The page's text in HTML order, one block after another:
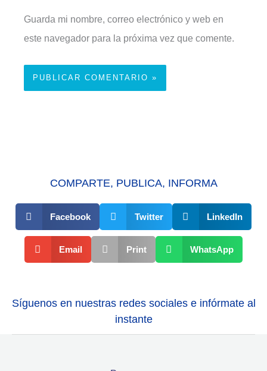
Guarda mi nombre, correo electrónico y web en
este navegador para la próxima vez que comente.
COMPARTE, PUBLICA, INFORMA
Facebook Twitter LinkedIn
Email Print WhatsApp
Síguenos en nuestras redes sociales e infórmate al
instante